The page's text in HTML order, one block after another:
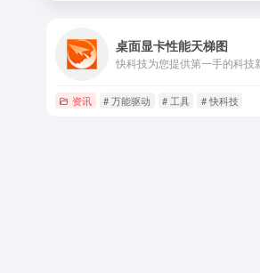
桌面显卡性能天梯图
资讯 # 万能驱动 # 工具 # 快科技